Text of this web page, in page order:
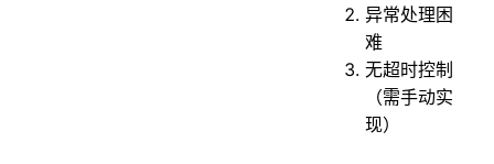
异常处理困
难
无超时控制
（需手动实
现）